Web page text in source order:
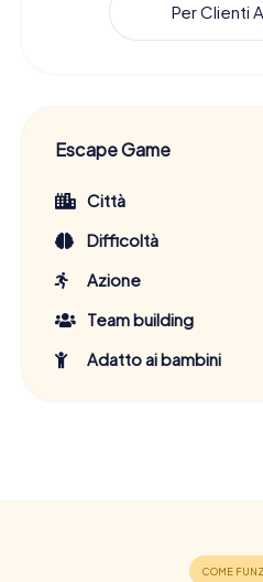
Per Clienti
Escape Game
Città
Difficoltà
Azione
Team building
Adatto ai bambini